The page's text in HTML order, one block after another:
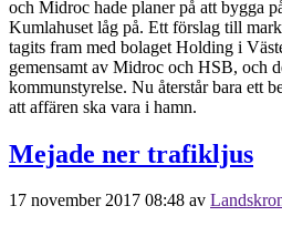
och Midroc hade planer på att bygga
Kumlahuset låg på. Ett förslag till
tagits fram med bolaget Holding i
gemensamt av Midroc och HSB, och
kommunstyrelse. Nu återstår bara ett
att affären ska vara i hamn.
Mejade ner trafikljus
17 november 2017 08:48 av